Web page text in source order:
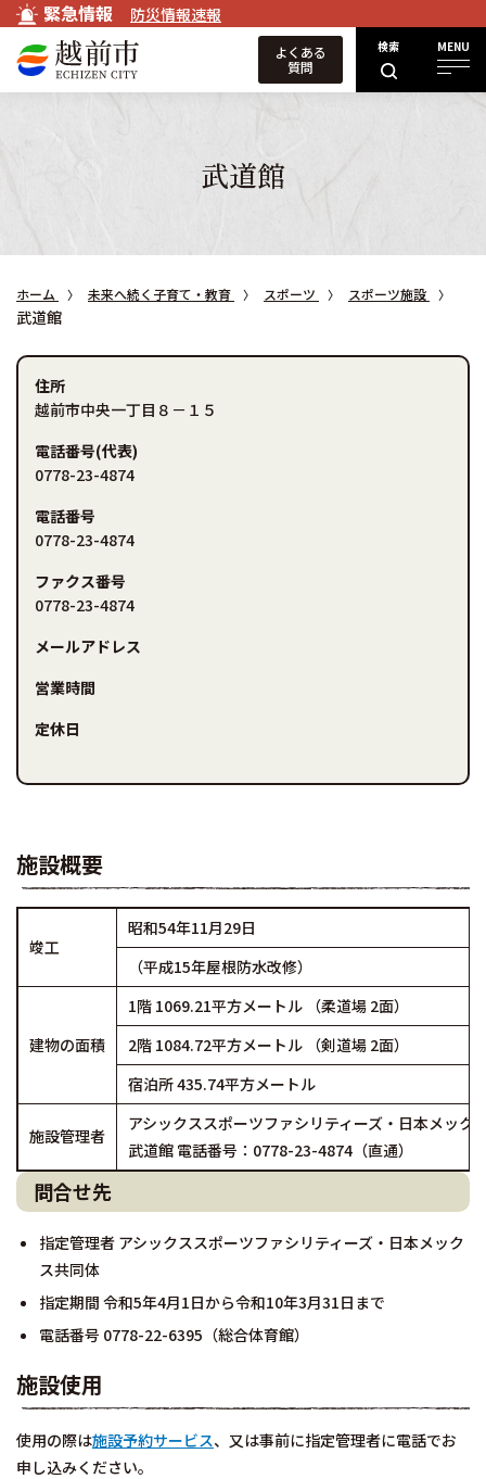
緊急情報 防災情報速報
検索 MENU
よくある
質問
武道館
ホーム 未来へ続く子育て・教育 スポーツ スポーツ施設
武道館
住所
越前市中央一丁目８－１５
電話番号(代表)
0778-23-4874
電話番号
0778-23-4874
ファクス番号
0778-23-4874
メールアドレス
営業時間
定休日
施設概要
竣工
昭和54年11月29日
（平成15年屋根防水改修）
建物の面積
1階 1069.21平方メートル （柔道場 2面）
2階 1084.72平方メートル （剣道場 2面）
宿泊所 435.74平方メートル
施設管理者
アシックススポーツファシリティーズ・日本メッ
武道館 電話番号：0778-23-4874（直通）
問合せ先
指定管理者 アシックススポーツファシリティーズ・日本メック
ス共同体
指定期間 令和5年4月1日から令和10年3月31日まで
電話番号 0778-22-6395（総合体育館）
施設使用
使用の際は施設予約サービス、又は事前に指定管理者に電話でお
申し込みください。